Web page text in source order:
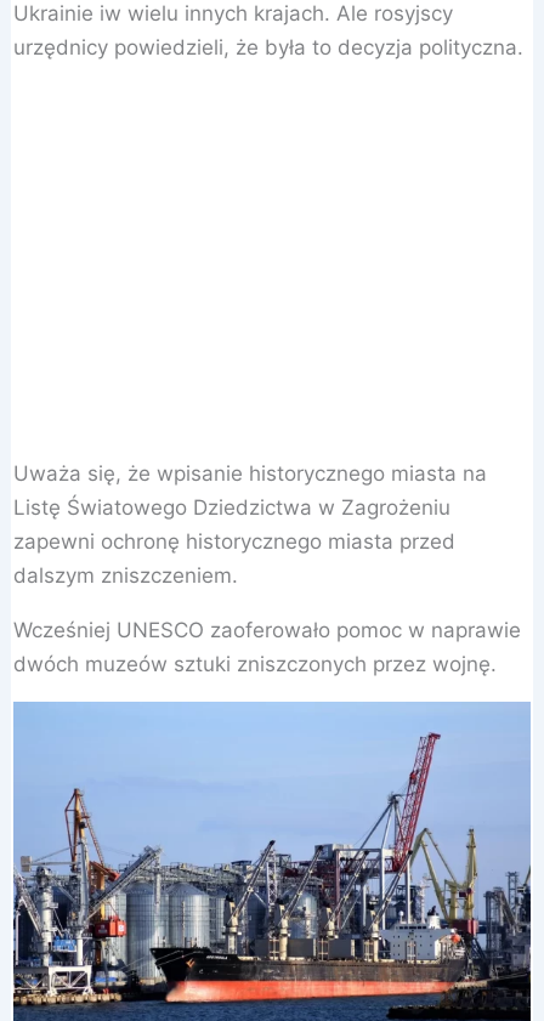
Ukrainie iw wielu innych krajach. Ale rosyjscy
urzędnicy powiedzieli, że była to decyzja polityczna.
Uważa się, że wpisanie historycznego miasta na
Listę Światowego Dziedzictwa w Zagrożeniu
zapewni ochronę historycznego miasta przed
dalszym zniszczeniem.
Wcześniej UNESCO zaoferowało pomoc w naprawie
dwóch muzeów sztuki zniszczonych przez wojnę.